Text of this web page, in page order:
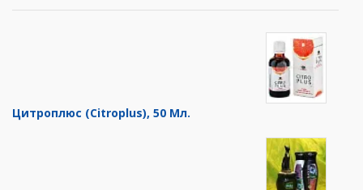
Цитроплюс (Citroplus), 50 Мл.